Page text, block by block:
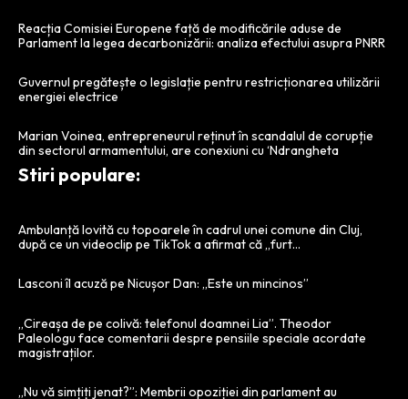
Reacția Comisiei Europene față de modificările aduse de
Parlament la legea decarbonizării: analiza efectului asupra PNRR
Guvernul pregătește o legislație pentru restricționarea utilizării
energiei electrice
Marian Voinea, entrepreneurul reținut în scandalul de corupție
din sectorul armamentului, are conexiuni cu ‘Ndrangheta
Stiri populare:
Ambulanță lovită cu topoarele în cadrul unei comune din Cluj,
după ce un videoclip pe TikTok a afirmat că „furt…
Lasconi îl acuză pe Nicușor Dan: „Este un mincinos”
„Cireașa de pe colivă: telefonul doamnei Lia”. Theodor
Paleologu face comentarii despre pensiile speciale acordate
magistraților.
„Nu vă simțiți jenat?”: Membrii opoziției din parlament au